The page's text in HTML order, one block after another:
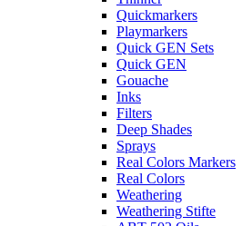
Quickmarkers
Playmarkers
Quick GEN Sets
Quick GEN
Gouache
Inks
Filters
Deep Shades
Sprays
Real Colors Markers
Real Colors
Weathering
Weathering Stifte